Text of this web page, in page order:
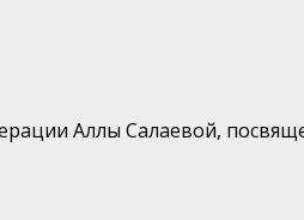
Аллы Салаевой,